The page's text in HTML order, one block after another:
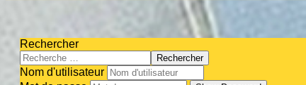
Rechercher
Rechercher
Nom d'utilisateur